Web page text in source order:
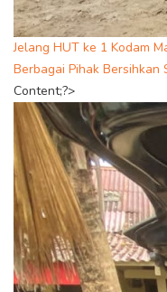
Jelang HUT ke 1 Kodam
Berbagai Pihak Bersihkan
Content;?>